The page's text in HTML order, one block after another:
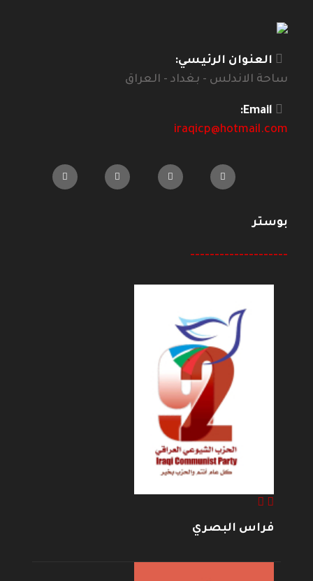
العنوان الرئيسي:
ساحة الاندلس - بغداد - العراق
Email:
iraqicp@hotmail.com
بوستر
--------------------
فراس البصري